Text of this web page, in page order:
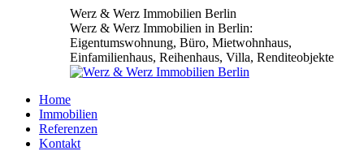
Werz & Werz Immobilien Berlin
Werz & Werz Immobilien in Berlin:
Eigentumswohnung, Büro, Mietwohnhaus,
Einfamilienhaus, Reihenhaus, Villa, Renditeobjekte
Home
Immobilien
Referenzen
Kontakt